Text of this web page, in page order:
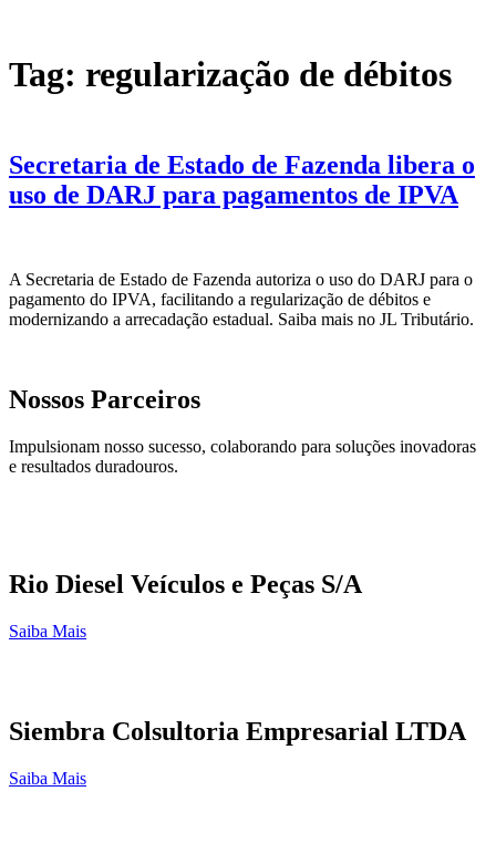
Tag: regularização de débitos
Secretaria de Estado de Fazenda libera o
uso de DARJ para pagamentos de IPVA
A Secretaria de Estado de Fazenda autoriza o uso do DARJ para o
pagamento do IPVA, facilitando a regularização de débitos e
modernizando a arrecadação estadual. Saiba mais no JL Tributário.
Nossos Parceiros
Impulsionam nosso sucesso, colaborando para soluções inovadoras
e resultados duradouros.
Rio Diesel Veículos e Peças S/A
Saiba Mais
Siembra Colsultoria Empresarial LTDA
Saiba Mais